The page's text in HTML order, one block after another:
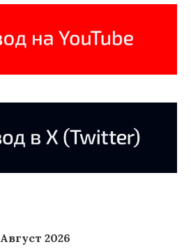
Август 2026